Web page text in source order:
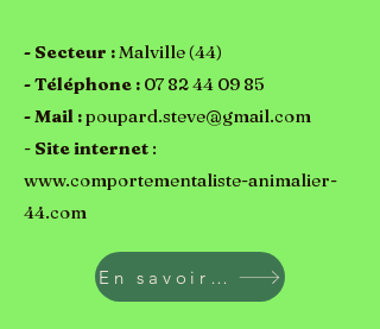
- Secteur :Malville (44)
- Téléphone : 07 82 44 09 85
- Mail :poupard.steve@gmail.com
- Site internet :
www.comportementaliste-animalier-
44.com
En savoir plus